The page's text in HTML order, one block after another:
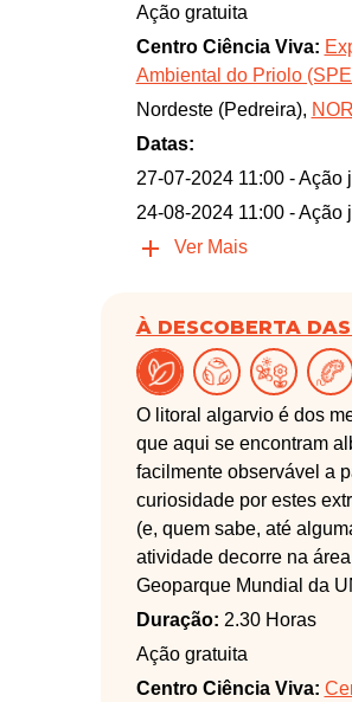
Ação gratuita
Centro Ciência Viva:
Ambiental do Priolo
Nordeste (Pedreira),
Datas:
27-07-2024 11:00 - Ação
24-08-2024 11:00 - Ação
Ver Mais
À DESCOBERTA
O litoral algarvio é dos
que aqui se encontram
facilmente observável a
curiosidade por estes
(e, quem sabe, até
atividade decorre na
Geoparque Mundial da
Duração: 2.30 Horas
Ação gratuita
Centro Ciência Viva: